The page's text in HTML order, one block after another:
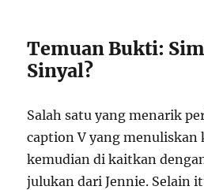
Temuan Bukti:
Sinyal?
Salah satu yang menarik
caption V yang menuliskan
kemudian di kaitkan
julukan dari Jennie. Selain